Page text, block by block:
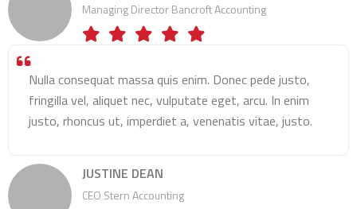
Managing Director Bancroft Accounting
Nulla consequat massa quis enim. Donec pede justo,
fringilla vel, aliquet nec, vulputate eget, arcu. In enim
justo, rhoncus ut, imperdiet a, venenatis vitae, justo.
JUSTINE DEAN
CEO Stern Accounting